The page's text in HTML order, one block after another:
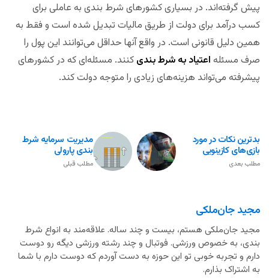
پیش گرفته‌اند. در بسیاری کشورهای شرط بندی به عاملی برای
کسب درآمد برای دولت از طریق مالیات تبدیل شده است و فقط به
همین دلیل قانونی است. در واقع آنها حداقل می‌توانند این پول را
صرف مسئله اعتیاد به شرط بندی کنند. مسئله‌ای که در کشورهای
پیشرفته می‌تواند هزینه‌های زیادی را متوجه دولت کند.
مدیریت سرمایه شرط
بندی پارولی
مطلب قبلی
بدترین نکات در مورد
بازی‌های کازینویی
مطلب بعدی
مجید جان‌ملکی
مجید جان‌ملکی هستم، بیست و چند ساله. علاقه‌مند به انواع شرط
بندی، به خصوص ورزشی. فوتبال و چند رشته ورزشی دیگه رو دوست
دارم و تجربه خوبی تو این حوزه به دست آوردم که دوست دارم با شما
به اشتراک بذارم.